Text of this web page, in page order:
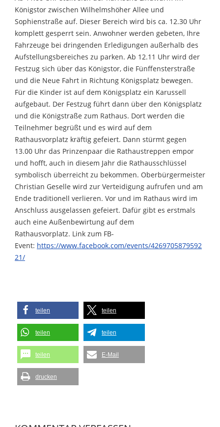
Königstor zwischen Wilhelmshöher Allee und
Sophienstraße auf. Dieser Bereich wird bis ca. 12.30 Uhr
komplett gesperrt sein. Anwohner werden gebeten, Ihre
Fahrzeuge bei dringenden Erledigungen außerhalb des
Aufstellungsbereiches zu parken. Ab 12.11 Uhr wird der
Festzug sich über das Königstor, die Fünffensterstraße
und die Neue Fahrt in Richtung Königsplatz bewegen.
Für die Kinder ist auf dem Königsplatz ein Karussell
aufgebaut. Der Festzug führt dann über den Königsplatz
und die Königstraße zum Rathaus. Dort werden die
Teilnehmer begrüßt und es wird auf dem
Rathausvorplatz kräftig gefeiert. Dann stürmt gegen
13.00 Uhr das Prinzenpaar die Rathaustreppen empor
und hofft, auch in diesem Jahr die Rathausschlüssel
symbolisch überreicht zu bekommen. Oberbürgermeister
Christian Geselle wird zur Verteidigung aufrufen und am
Ende traditionell verlieren. Vor und im Rathaus wird im
Anschluss ausgelassen gefeiert. Dafür gibt es erstmals
auch eine Außenbewirtung auf dem
Rathausvorplatz. Link zum FB-
Event: https://www.facebook.com/events/4269705879592
21/
teilen teilen
teilen teilen
teilen E-Mail
drucken